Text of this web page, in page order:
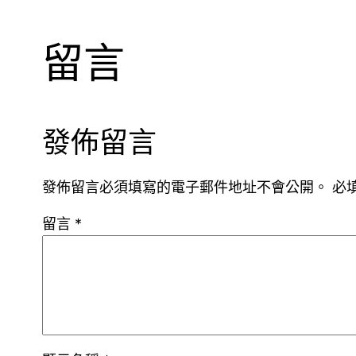
留言
發佈留言
發佈留言必須填寫的電子郵件地址不會公開。 必
留言 *